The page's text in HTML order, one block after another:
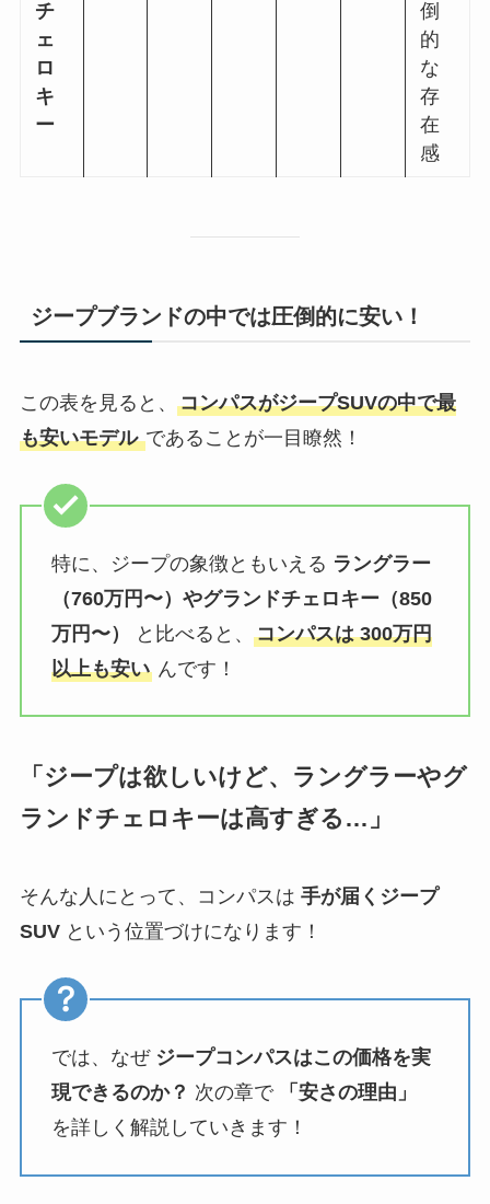
チ
ェ
ロ
キ
ー
倒
的
な
存
在
感
ジープブランドの中では圧倒的に安い！
この表を見ると、 コンパスがジープSUVの中で最
も安いモデル であることが一目瞭然！
特に、ジープの象徴ともいえる ラングラー
（760万円〜）やグランドチェロキー（850
万円〜）
と比べると、 コンパスは 300万円
以上も安いんです！
「ジープは欲しいけど、ラングラーやグ
ランドチェロキーは高すぎる…」
そんな人にとって、コンパスは 手が届くジープ
SUVという位置づけになります！
では、なぜ ジープコンパスはこの価格を実
現できるのか？ 次の章で
「安さの理由」
を詳しく解説していきます！